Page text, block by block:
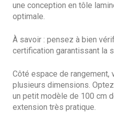
une conception en tôle
optimale.
À savoir : pensez à bien
certification garantissant la
Côté espace de
plusieurs dimensions.
un petit modèle de 100 cm
extension très pratique.